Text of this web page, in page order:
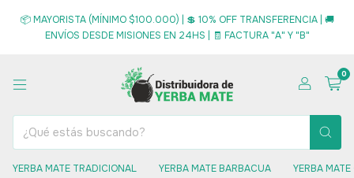
📦 MAYORISTA (MÍNIMO $100.000) | 💲 10% OFF TRANSFERENCIA | 🚚
ENVÍOS DESDE MISIONES EN 24HS | 🧾 FACTURA "A" Y "B"
0
YERBA MATE TRADICIONAL YERBA MATE BARBACUA YERBA